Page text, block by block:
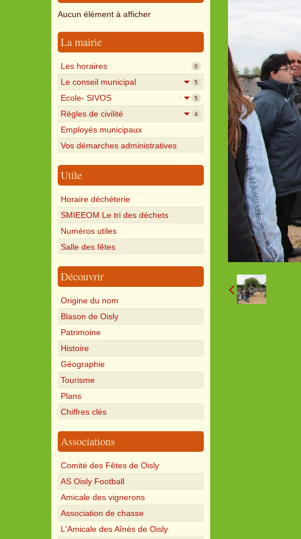
Aucun élément à afficher
La mairie
Les horaires 0
Le conseil municipal 5
Ecole- SIVOS 5
Règles de civilité 4
Employés municipaux
Vos démarches administratives
Utile
Horaire déchéterie
SMIEEOM Le tri des déchets
Numéros utiles
Salle des fêtes
Découvrir
Origine du nom
Blason de Oisly
Patrimoine
Histoire
Géographie
Tourisme
Plans
Chiffres clés
Associations
Comité des Fêtes de Oisly
AS Oisly Football
Amicale des vignerons
Association de chasse
L'Amicale des Aînés de Oisly